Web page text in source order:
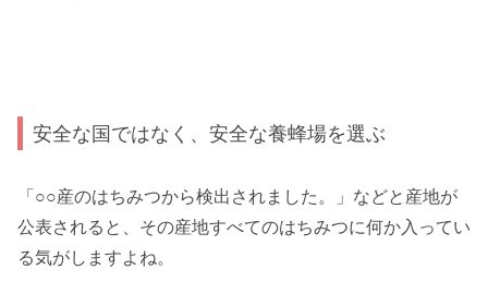
安全な国ではなく、安全な養蜂場を選ぶ
「○○産のはちみつから検出されました。」などと産地が
公表されると、その産地すべてのはちみつに何か入ってい
る気がしますよね。